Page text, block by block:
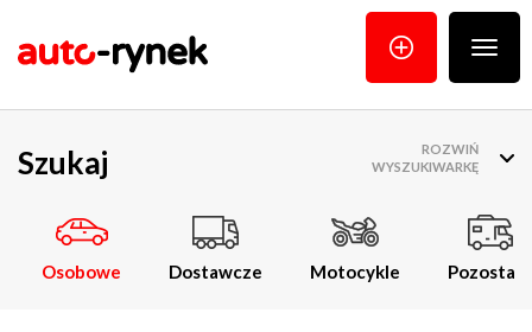
menu
Szukaj
Osobowe Dostawcze Motocykle Pozostałe
ROZWIŃ
WYSZUKIWARKĘ